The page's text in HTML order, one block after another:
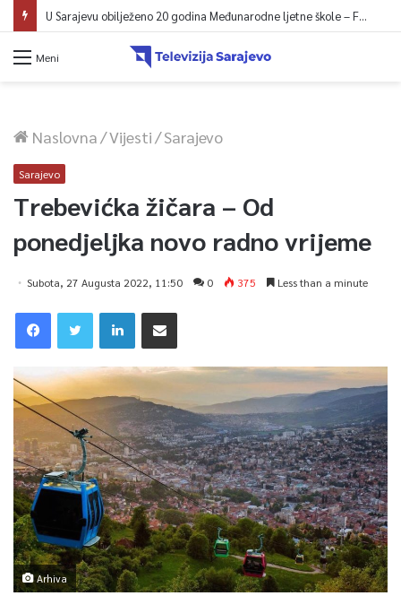
U Sarajevu obilježeno 20 godina Međunarodne ljetne škole – Fokus na izazovima međunarodne pravde
Meni
Naslovna/Vijesti/Sarajevo
Sarajevo
Trebevićka žičara – Od
ponedjeljka novo radno vrijeme
Subota, 27 Augusta 2022, 11:50 0 375 Less than a minute
Arhiva